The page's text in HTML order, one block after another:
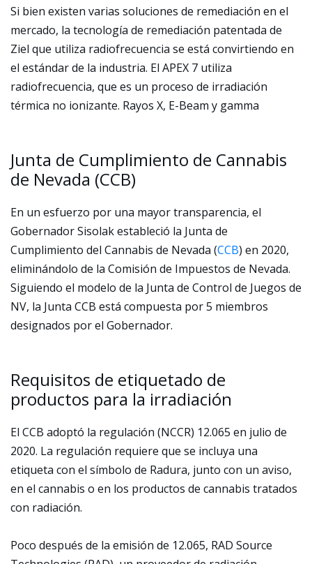
Si bien existen varias soluciones de remediación en el
mercado, la tecnología de remediación patentada de
Ziel que utiliza radiofrecuencia se está convirtiendo en
el estándar de la industria. El APEX 7 utiliza
radiofrecuencia, que es un proceso de irradiación
térmica no ionizante. Rayos X, E-Beam y gamma
Junta de Cumplimiento de Cannabis
de Nevada (CCB)
En un esfuerzo por una mayor transparencia, el
Gobernador Sisolak estableció la Junta de
Cumplimiento del Cannabis de Nevada (CCB) en 2020,
eliminándolo de la Comisión de Impuestos de Nevada.
Siguiendo el modelo de la Junta de Control de Juegos de
NV, la Junta CCB está compuesta por 5 miembros
designados por el Gobernador.
Requisitos de etiquetado de
productos para la irradiación
El CCB adoptó la regulación (NCCR) 12.065 en julio de
2020. La regulación requiere que se incluya una
etiqueta con el símbolo de Radura, junto con un aviso,
en el cannabis o en los productos de cannabis tratados
con radiación.
Poco después de la emisión de 12.065, RAD Source